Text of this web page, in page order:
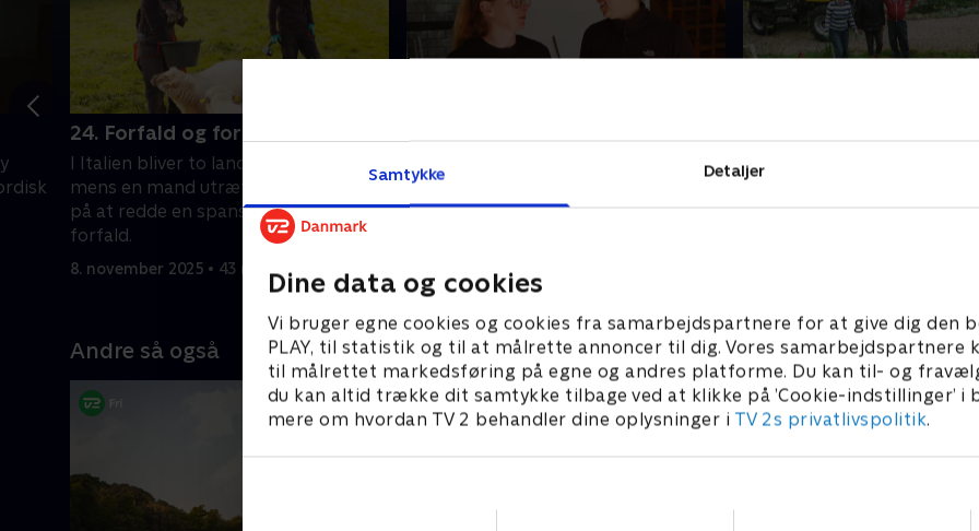
Samtykke Detaljer
Dine data og cookies
Vi bruger egne cookies og cookies fra samarbejdspartnere for at give dig den
PLAY, til statistik og til at målrette annoncer til dig. Vores samarbejdspartnere
til målrettet markedsføring på egne og andres platforme. Du kan til- og
du kan altid trække dit samtykke tilbage ved at klikke på ’Cookie-indstillinger’ i
mere om hvordan TV 2 behandler dine oplysninger i TV 2s privatlivspolitik.
24. Forfald og forbindelse
I Italien bliver to landsbyer forbundet,
mens en mand utrætteligt arbejder
på at redde en spansk landsby fra
forfald.
8. november 2025 • 43 min
Et par i Frankrig kæmper mod tiden
for at færdiggøre renoveringen af
deres ferieby, inden gæsterne
8. november 2025 • 43 min
Byggeplanerne for en
Andre så også